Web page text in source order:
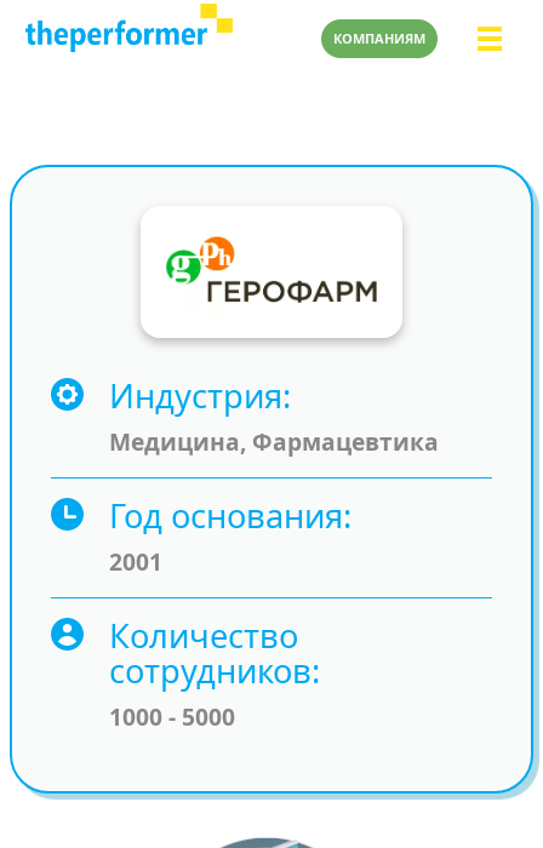
КОМПАНИЯМ
Индустрия
Медицина, Фармацевтика
Год основания
2001
Количество
сотрудников
1000 - 5000